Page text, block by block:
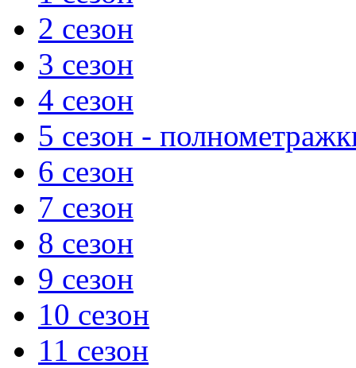
2 сезон
3 сезон
4 сезон
5 сезон -
6 сезон
7 сезон
8 сезон
9 сезон
10 сезон
11 сезон